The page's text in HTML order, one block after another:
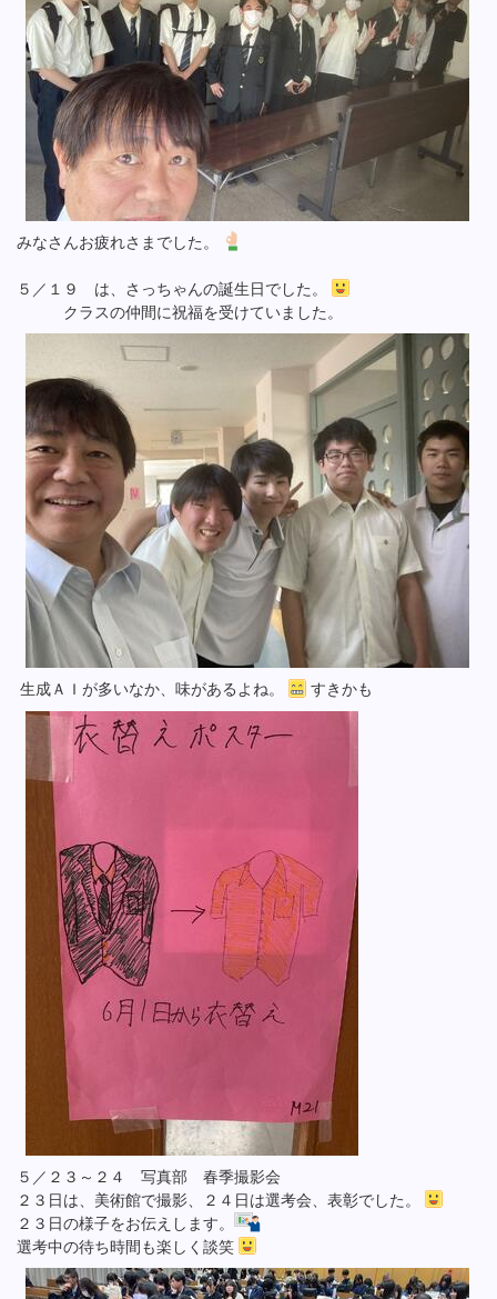
みなさんお疲れさまでした。
５／１９ は、さっちゃんの誕生日でした。
クラスの仲間に祝福を受けていました。
生成ＡＩが多いなか、味があるよね。 すきかも
５／２３～２４ 写真部 春季撮影会
２３日は、美術館で撮影、２４日は選考会、表彰でした。
２３日の様子をお伝えします。
選考中の待ち時間も楽しく談笑